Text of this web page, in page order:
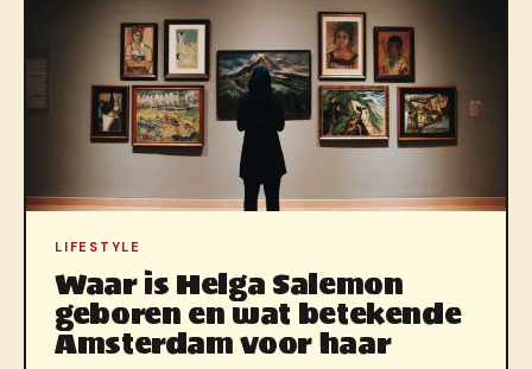
LIFESTYLE
Waar is Helga Salemon
geboren en wat betekende
Amsterdam voor haar